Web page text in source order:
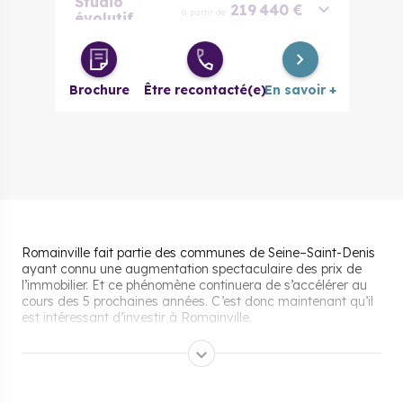
évolutif
à partir de 219 440 €
2 pièces à partir de 286 000 €
5 pièces à partir de 572 000 €
Brochure Être recontacté(e)En savoir +
Romainville fait partie des communes de Seine–Saint-Denis
ayant connu une augmentation spectaculaire des prix de
l’immobilier. Et ce phénomène continuera de s’accélérer au
cours des 5 prochaines années. C’est donc maintenant qu’il
est intéressant d’investir à Romainville.
Les aides pour acheter un